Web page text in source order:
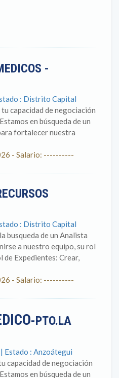
-
: Distrito Capital
capacidad de negociación
en búsqueda de un
fortalecer nuestra
- Salario: ----------
: Distrito Capital
busqueda de un Analista
a nuestro equipo, su rol
Expedientes: Crear,
- Salario: ----------
-PTO.LA
Estado : Anzoátegui
capacidad de negociación
en búsqueda de un